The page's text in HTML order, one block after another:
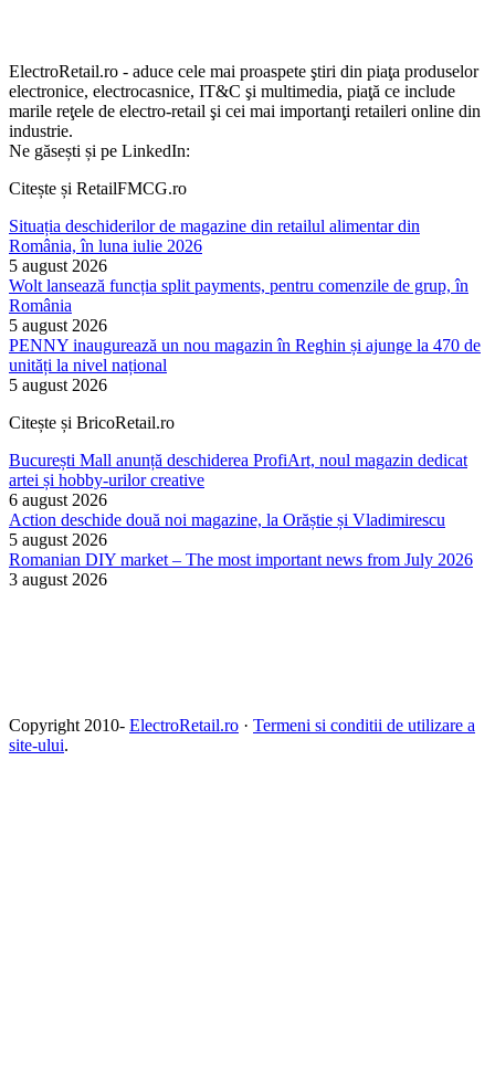
ElectroRetail.ro - aduce cele mai proaspete ştiri din piaţa produselor
electronice, electrocasnice, IT&C şi multimedia, piaţă ce include
marile reţele de electro-retail şi cei mai importanţi retaileri online din
industrie.
Ne găsești și pe LinkedIn:
Citește și RetailFMCG.ro
Situația deschiderilor de magazine din retailul alimentar din
România, în luna iulie 2026
5 august 2026
Wolt lansează funcția split payments, pentru comenzile de grup, în
România
5 august 2026
PENNY inaugurează un nou magazin în Reghin și ajunge la 470 de
unități la nivel național
5 august 2026
Citește și BricoRetail.ro
București Mall anunță deschiderea ProfiArt, noul magazin dedicat
artei și hobby-urilor creative
6 august 2026
Action deschide două noi magazine, la Orăștie și Vladimirescu
5 august 2026
Romanian DIY market – The most important news from July 2026
3 august 2026
Copyright 2010- ElectroRetail.ro · Termeni si conditii de utilizare a
site-ului.